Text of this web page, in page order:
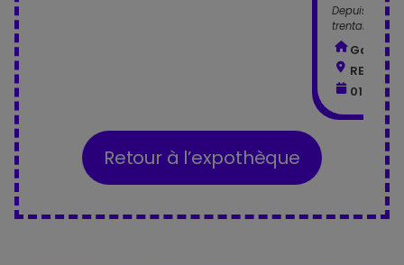
Depuis 20
trentaine
Galerie
01 juillet
Retour à l’expothèque